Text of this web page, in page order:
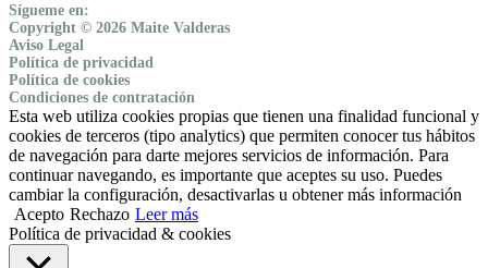
Sígueme en:
Copyright © 2026 Maite Valderas
Aviso Legal
Política de privacidad
Política de cookies
Condiciones de contratación
Esta web utiliza cookies propias que tienen una finalidad funcional y
cookies de terceros (tipo analytics) que permiten conocer tus hábitos
de navegación para darte mejores servicios de información. Para
continuar navegando, es importante que aceptes su uso. Puedes
cambiar la configuración, desactivarlas u obtener más información
Acepto Rechazo Leer más
Política de privacidad & cookies